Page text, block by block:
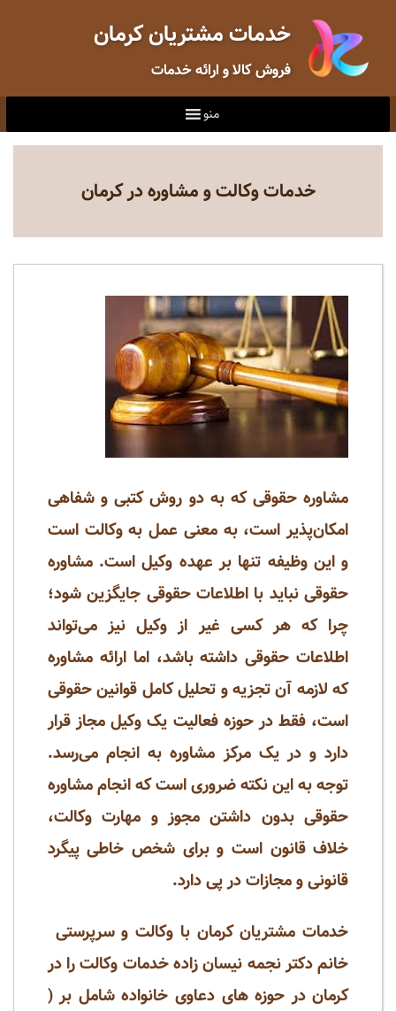
خدمات مشتریان کرمان
فروش کالا و ارائه خدمات
منو
خدمات وکالت و مشاوره در کرمان
مشاوره حقوقی که به دو روش کتبی و شفاهی
امکان‌پذیر است، به معنی عمل به وکالت است
و این وظیفه تنها بر عهده وکیل است. مشاوره
حقوقی نباید با اطلاعات حقوقی جایگزین شود؛
چرا که هر کسی غیر از وکیل نیز می‌تواند
اطلاعات حقوقی داشته باشد، اما ارائه مشاوره
که لازمه آن تجزیه و تحلیل کامل قوانین حقوقی
است، فقط در حوزه فعالیت یک وکیل مجاز قرار
دارد و در یک مرکز مشاوره به انجام می‌رسد.
توجه به این نکته ضروری است که انجام مشاوره
حقوقی بدون داشتن مجوز و مهارت وکالت،
خلاف قانون است و برای شخص خاطی پیگرد
قانونی و مجازات در پی دارد.
خدمات مشتریان کرمان با وکالت و سرپرستی
خانم دکتر نجمه نیسان زاده خدمات وکالت را در
کرمان در حوزه های دعاوی خانواده شامل بر (